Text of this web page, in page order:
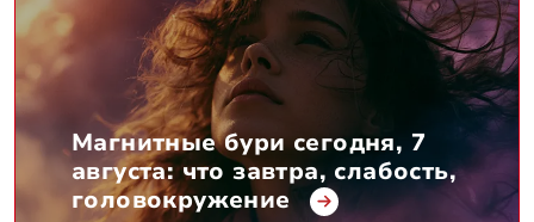
Магнитные бури сегодня, 7
августа: что завтра, слабость,
головокружение